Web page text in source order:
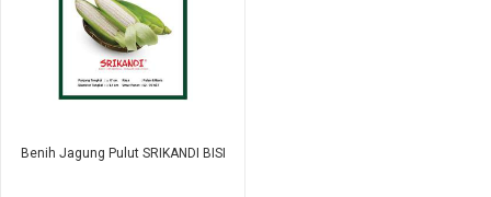
Benih Jagung Pulut SRIKANDI BISI